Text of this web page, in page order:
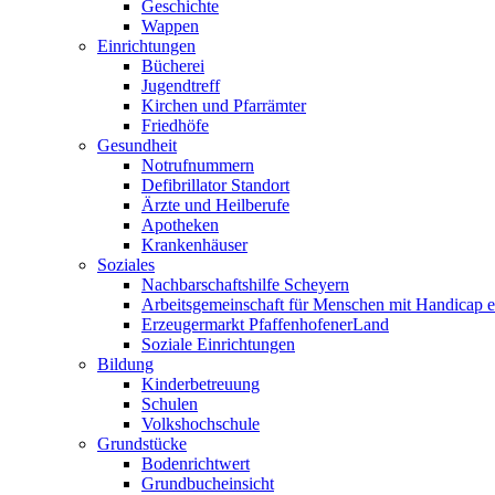
Geschichte
Wappen
Einrichtungen
Bücherei
Jugendtreff
Kirchen und Pfarrämter
Friedhöfe
Gesundheit
Notrufnummern
Defibrillator Standort
Ärzte und Heilberufe
Apotheken
Krankenhäuser
Soziales
Nachbarschaftshilfe Scheyern
Arbeitsgemeinschaft für Menschen mit Handicap
Erzeugermarkt PfaffenhofenerLand
Soziale Einrichtungen
Bildung
Kinderbetreuung
Schulen
Volkshochschule
Grundstücke
Bodenrichtwert
Grundbucheinsicht